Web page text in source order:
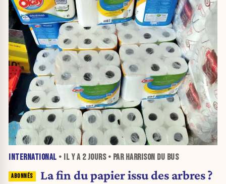
INTERNATIONAL • IL Y A 2 JOURS• PAR HARRISON DU BUS
La fin du papier issu des arbres ?